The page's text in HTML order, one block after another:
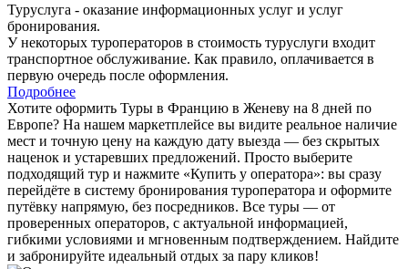
Туруслуга - оказание информационных услуг и услуг
бронирования.
У некоторых туроператоров в стоимость туруслуги входит
транспортное обслуживание. Как правило, оплачивается в
первую очередь после оформления.
Подробнее
Хотите оформить Туры в Францию в Женеву на 8 дней по
Европе? На нашем маркетплейсе вы видите реальное наличие
мест и точную цену на каждую дату выезда — без скрытых
наценок и устаревших предложений. Просто выберите
подходящий тур и нажмите «Купить у оператора»: вы сразу
перейдёте в систему бронирования туроператора и оформите
путёвку напрямую, без посредников. Все туры — от
проверенных операторов, с актуальной информацией,
гибкими условиями и мгновенным подтверждением. Найдите
и забронируйте идеальный отдых за пару кликов!